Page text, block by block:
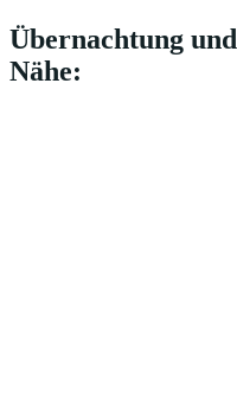
Übernachtung
Nähe: